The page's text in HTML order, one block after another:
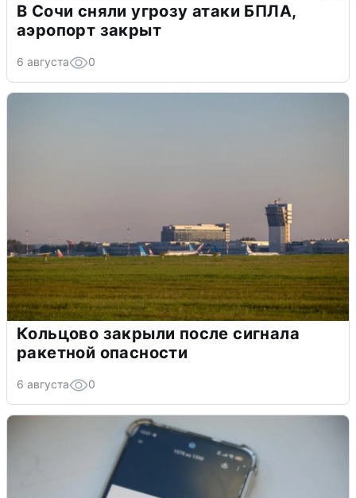
В Сочи сняли угрозу атаки БПЛА,
аэропорт закрыт
6 августа 0
Кольцово закрыли после сигнала
ракетной опасности
6 августа 0